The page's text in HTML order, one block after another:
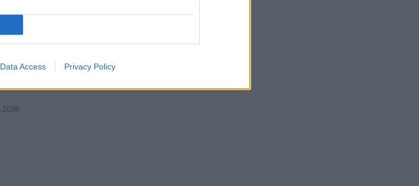
Data Access Privacy Policy
Automotive